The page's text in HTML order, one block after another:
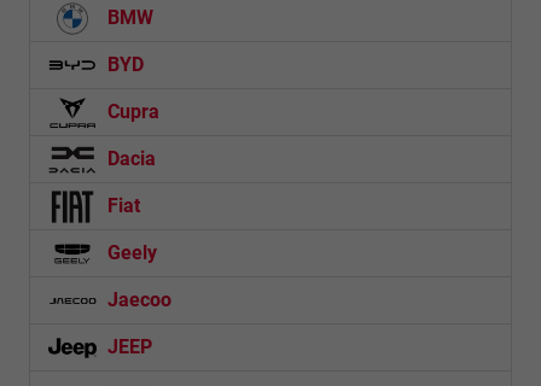
BMW
BYD
Cupra
Dacia
Fiat
Geely
Jaecoo
JEEP